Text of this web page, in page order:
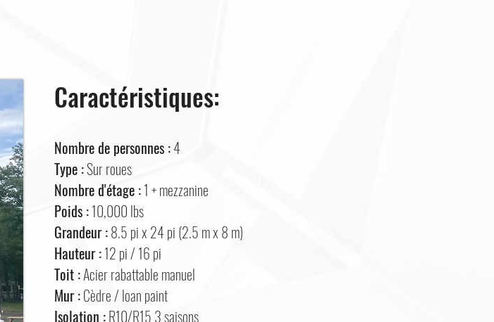
Caractéristiques:
Nombre de personnes :4
Type :Sur roues
Nombre d'étage :1 + mezzanine
Poids :10,000 lbs
Grandeur :8.5 pi x 24 pi (2.5 m x 8 m)
Hauteur :12 pi / 16 pi
Toit :Acier rabattable manuel
Mur :Cèdre / loan paint
Isolation :R10/R15 3 saisons